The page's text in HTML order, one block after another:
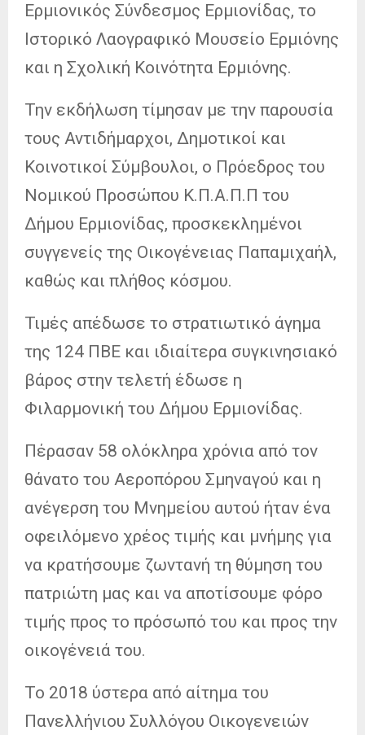
Ερμιονικός Σύνδεσμος Ερμιονίδας, το
Ιστορικό Λαογραφικό Μουσείο Ερμιόνης
και η Σχολική Κοινότητα Ερμιόνης.
Την εκδήλωση τίμησαν με την παρουσία
τους Αντιδήμαρχοι, Δημοτικοί και
Κοινοτικοί Σύμβουλοι, ο Πρόεδρος του
Νομικού Προσώπου Κ.Π.Α.Π.Π του
Δήμου Ερμιονίδας, προσκεκλημένοι
συγγενείς της Οικογένειας Παπαμιχαήλ,
καθώς και πλήθος κόσμου.
Τιμές απέδωσε το στρατιωτικό άγημα
της 124 ΠΒΕ και ιδιαίτερα συγκινησιακό
βάρος στην τελετή έδωσε η
Φιλαρμονική του Δήμου Ερμιονίδας.
Πέρασαν 58 ολόκληρα χρόνια από τον
θάνατο του Αεροπόρου Σμηναγού και η
ανέγερση του Μνημείου αυτού ήταν ένα
οφειλόμενο χρέος τιμής και μνήμης για
να κρατήσουμε ζωντανή τη θύμηση του
πατριώτη μας και να αποτίσουμε φόρο
τιμής προς το πρόσωπό του και προς την
οικογένειά του.
Το 2018 ύστερα από αίτημα του
Πανελλήνιου Συλλόγου Οικογενειών